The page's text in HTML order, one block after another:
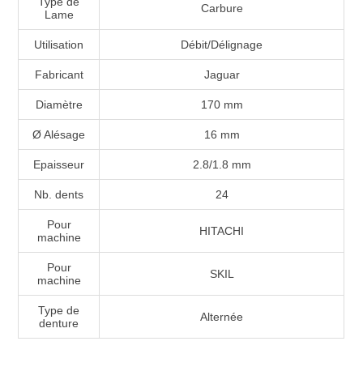
Lame
Carbure
Utilisation Débit/Délignage
Fabricant Jaguar
Diamètre 170 mm
Ø Alésage 16 mm
Epaisseur 2.8/1.8 mm
Nb. dents 24
Pour
machine
HITACHI
Pour
machine
SKIL
Type de
denture
Alternée